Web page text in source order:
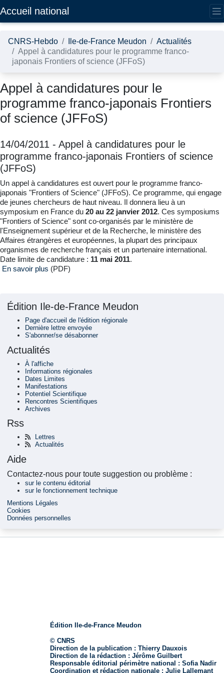
Accueil national
CNRS-Hebdo Ile-de-France Meudon
Actualités
Appel à candidatures pour le programme franco-
japonais Frontiers of science (JFFoS)
Appel à candidatures pour le
programme franco-japonais Frontiers
of science (JFFoS)
14/04/2011 - Appel à candidatures pour le
programme franco-japonais Frontiers of science
(JFFoS)
Un appel à candidatures est ouvert pour le programme franco-
japonais "Frontiers of Science" (JFFoS). Ce programme, qui engage
de jeunes chercheurs de haut niveau. Il donnera lieu à un
symposium en France du 20 au 22 janvier 2012. Ces symposiums
"Frontiers of Science" sont co-organisés par le ministère de
l'Enseignement supérieur et de la Recherche, le ministère des
Affaires étrangères et européennes, la plupart des principaux
organismes de recherche français et un partenaire international.
Date limite de candidature : 11 mai 2011.
En savoir plus (PDF)
Édition Ile-de-France Meudon
Page d'accueil de l'édition régionale
Dernière lettre envoyée
S'abonner/se désabonner
Actualités
À l'affiche
Informations régionales
Dates Limites
Manifestations
Potentiel Scientifique
Rencontres Scientifiques
Archives
Rss
Lettres
Actualités
Aide
Contactez-nous pour toute suggestion ou problème :
sur le contenu éditorial
sur le fonctionnement technique
Mentions Légales
Cookies
Données personnelles
Édition Ile-de-France Meudon
© CNRS
Direction de la publication : Thierry Dauxois
Direction de la rédaction : Jérôme Guilbert
Responsable éditorial périmètre national : Sofia Nadir
Coordination et rédaction nationale : Julie Lallemant